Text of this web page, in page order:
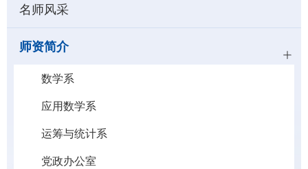
名师风采
师资简介
数学系
应用数学系
运筹与统计系
党政办公室